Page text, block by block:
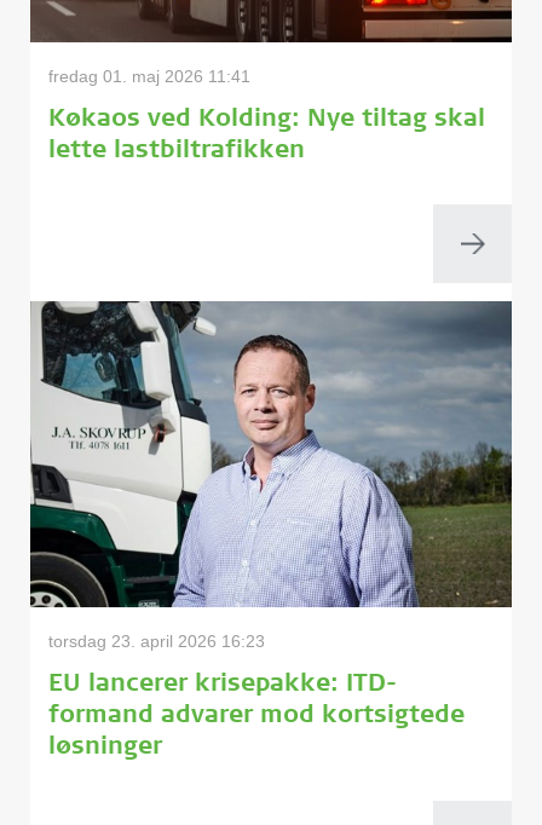
fredag 01. maj 2026 11:41
Køkaos ved Kolding: Nye tiltag skal
lette lastbiltrafikken
torsdag 23. april 2026 16:23
EU lancerer krisepakke: ITD-
formand advarer mod kortsigtede
løsninger